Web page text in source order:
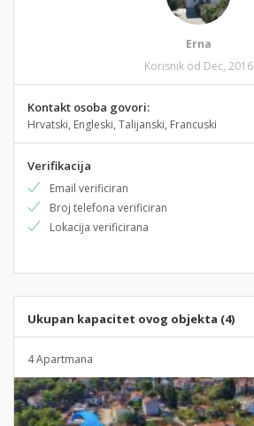
Erna
Korisnik od Dec, 2016
Kontakt osoba govori:
Hrvatski, Engleski, Talijanski, Francuski
Verifikacija
Email verificiran
Broj telefona verificiran
Lokacija verificirana
Ukupan kapacitet ovog objekta (4)
4 Apartmana